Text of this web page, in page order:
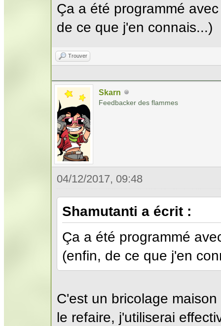
Ça a été programmé
de ce que j'en connais...)
Trouver
Skarn
Feedbacker des flammes
04/12/2017, 09:48
Shamutanti a écrit :
Ça a été programmé
(enfin, de ce que j'en
C'est un bricolage
le refaire, j'utiliserai